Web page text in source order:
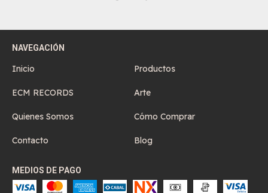
NAVEGACIÓN
Inicio Productos
ECM RECORDS Arte
Quienes Somos Cómo Comprar
Contacto Blog
MEDIOS DE PAGO